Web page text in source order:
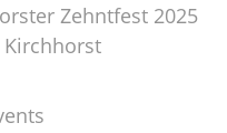
Zehntfest 2025